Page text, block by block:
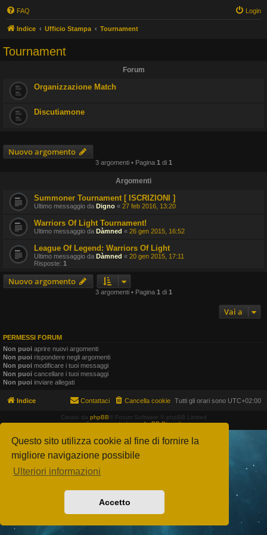
Questo sito utilizza cookie al fine di fornire la
migliore navigazione possibile
Ulteriori informazioni
Accetto
FAQ Login
Indice Ufficio Stampa Tournament
Tournament
Forum
Organizzazione Match
Discutiamone
Nuovo argomento
3 argomenti • Pagina 1 di 1
Argomenti
Summoner Tournament [ ISCRIZIONI ]
Ultimo messaggio da Digno « 27 feb 2016, 13:20
Warriors Of Light Tournament!
Ultimo messaggio da Dàmned « 26 gen 2015, 16:52
League Of Legend: Warriors Of Light
Ultimo messaggio da Dàmned « 20 gen 2015, 17:11
Risposte: 1
Nuovo argomento
3 argomenti • Pagina 1 di 1
Vai a
PERMESSI FORUM
Non puoi aprire nuovi argomenti
Non puoi rispondere negli argomenti
Non puoi modificare i tuoi messaggi
Non puoi cancellare i tuoi messaggi
Non puoi inviare allegati
Indice Tutti gli orari sono UTC+02:00
Cancella cookie
Contattaci
Creato da phpBB ® Forum Software © phpBB Limited
Traduzione ItalianaphpBB-Store.it